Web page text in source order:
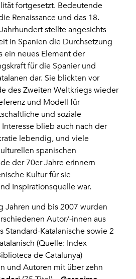
fortgesetzt. Bedeutende
Renaissance und das 18.
stellte angesichts
in Spanien die Durchsetzung
ein neues Element der
für die Spanier und
dar. Sie blickten vor
des Zweiten Weltkriegs wieder
und Modell für
und soziale
blieb auch nach der
lebendig, und viele
spanischen
der 70er Jahre erinnern
Kultur für sie
Inspirationsquelle war.
Jahren und bis 2007 wurden
Autor/-innen aus
Standard-Katalanische sowie 2
(Quelle: Index
de Catalunya)
und Autoren mit über zehn